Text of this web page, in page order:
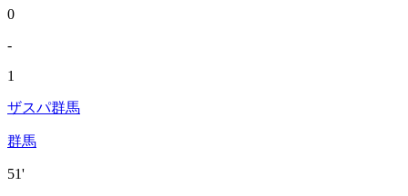
0
-
1
ザスパ群馬
群馬
51'